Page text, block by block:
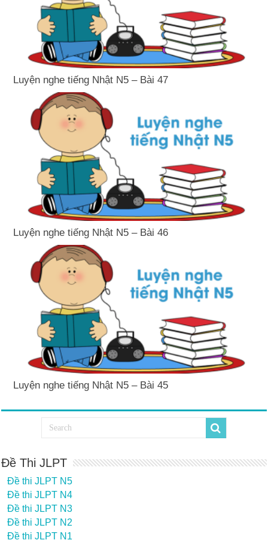
Luyện nghe tiếng Nhật N5 – Bài 47
Luyện nghe tiếng Nhật N5 – Bài 46
Luyện nghe tiếng Nhật N5 – Bài 45
Đề Thi JLPT
Đề thi JLPT N5
Đề thi JLPT N4
Đề thi JLPT N3
Đề thi JLPT N2
Đề thi JLPT N1